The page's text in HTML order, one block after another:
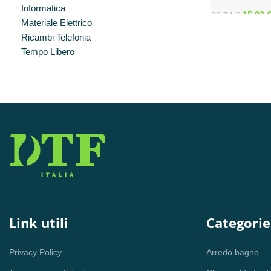
Informatica
Materiale Elettrico
Ricambi Telefonia
Tempo Libero
BIANCO
22,74 € 15,92 €
Link utili
Privacy Policy
Categorie
Arredo bagno